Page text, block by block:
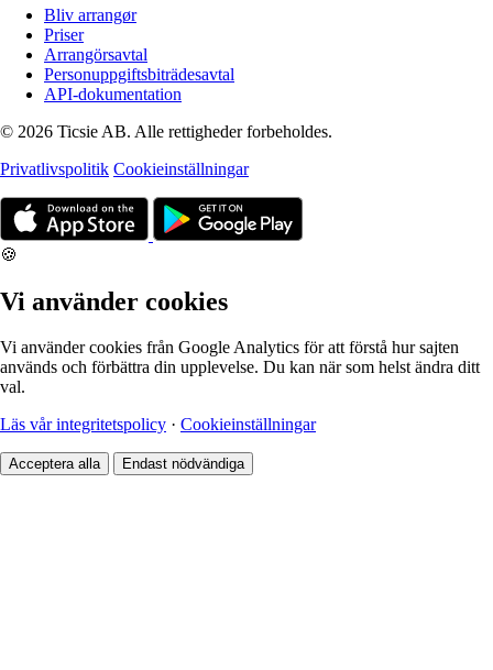
Bliv arrangør
Priser
Arrangörsavtal
Personuppgiftsbiträdesavtal
API-dokumentation
© 2026 Ticsie AB. Alle rettigheder forbeholdes.
Privatlivspolitik Cookieinställningar
🍪
Vi använder cookies
Vi använder cookies från Google Analytics för att förstå hur sajten
används och förbättra din upplevelse. Du kan när som helst ändra ditt
val.
Läs vår integritetspolicy · Cookieinställningar
Acceptera alla Endast nödvändiga